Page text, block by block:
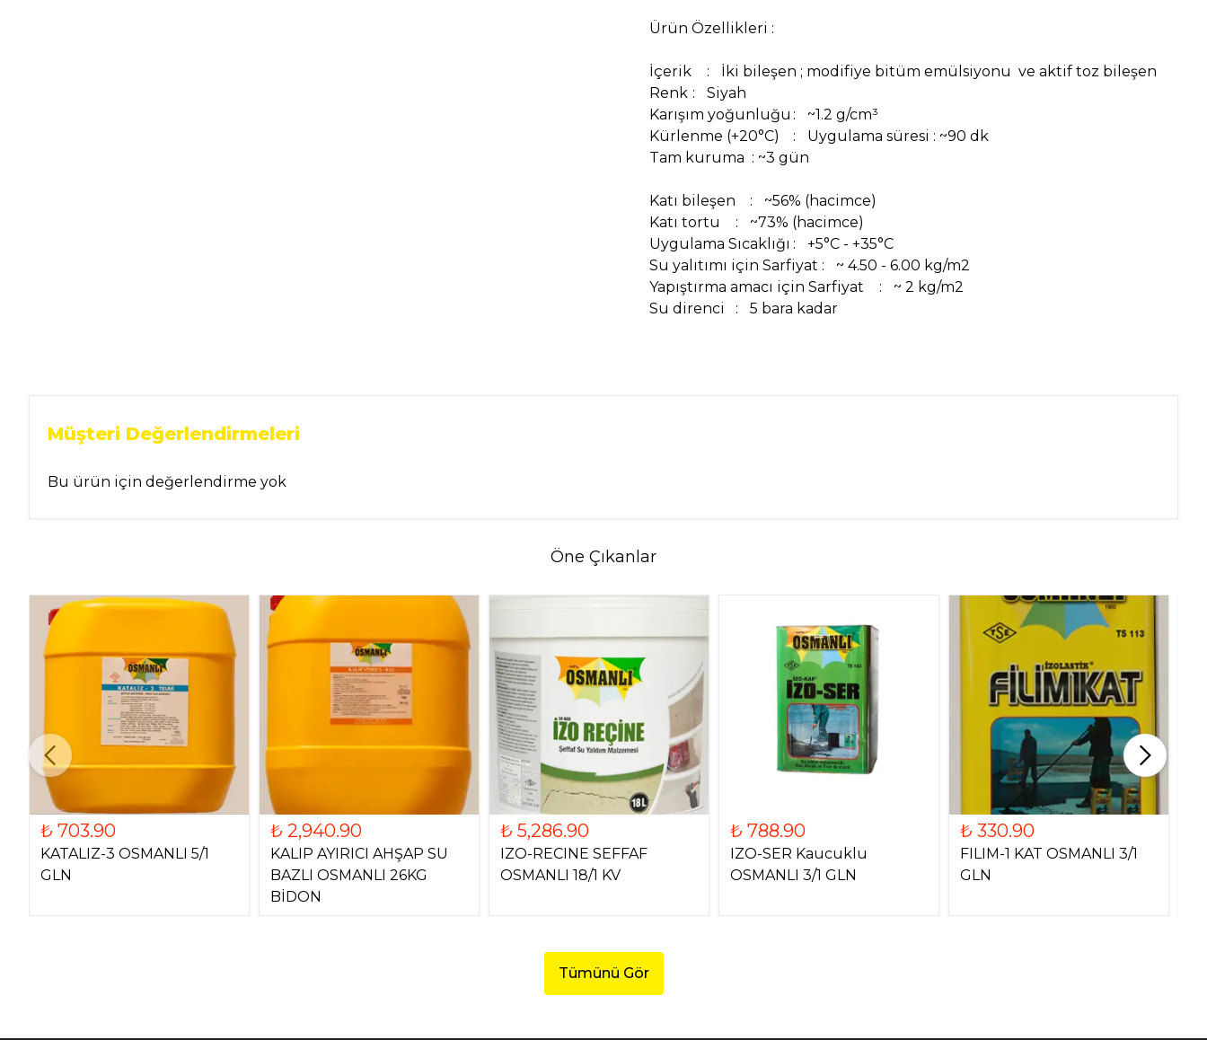
Ürün Özellikleri :
İçerik :
İki bileşen ; modifiye bitüm emülsiyonu ve aktif toz bileşen
Renk :
Siyah
Karışım yoğunluğu :
~1.2 g/cm³
Kürlenme (+20°C)
:
Uygulama süresi : ~90 dk
Tam kuruma : ~3 gün
Katı bileşen :
~56% (hacimce)
Katı tortu
:
~73% (hacimce)
Uygulama Sıcaklığı :
+5°C - +35°C
Su yalıtımı için Sarfiyat :
~ 4.50 - 6.00 kg/m2
Yapıştırma amacı için Sarfiyat
:
~ 2 kg/m2
Su direnci
: 5 bara kadar
Müşteri Değerlendirmeleri
Bu ürün için değerlendirme yok
Öne Çıkanlar
₺ 703.90
KATALIZ-3 OSMANLI 5/1
GLN
₺ 2,940.90
KALIP AYIRICI AHŞAP SU
BAZLI OSMANLI 26KG
BİDON
₺ 5,286.90
IZO-RECINE SEFFAF
OSMANLI 18/1 KV
₺ 788.90
IZO-SER Kaucuklu
OSMANLI 3/1 GLN
₺ 330.90
FILIM-1 KAT OSMANLI 3/1
GLN
Tümünü Gör